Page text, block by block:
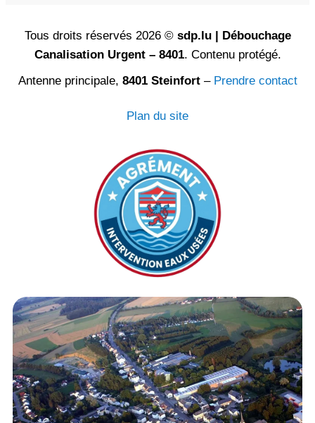
Tous droits réservés 2026 © sdp.lu | Débouchage
Canalisation Urgent – 8401. Contenu protégé.
Antenne principale, 8401 Steinfort– Prendre contact
Plan du site